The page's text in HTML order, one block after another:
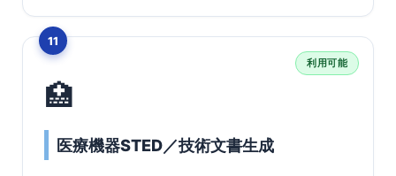
11
利用可能
🏥
医療機器STED／技術文書生成